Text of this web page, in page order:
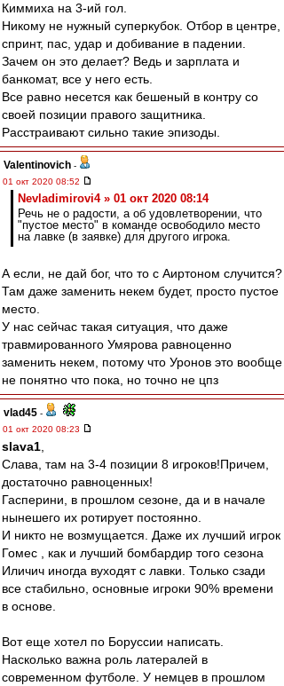
Киммиха на 3-ий гол.
Никому не нужный суперкубок. Отбор в центре,
спринт, пас, удар и добивание в падении.
Зачем он это делает? Ведь и зарплата и
банкомат, все у него есть.
Все равно несется как бешеный в контру со
своей позиции правого защитника.
Расстраивают сильно такие эпизоды.
Valentinovich -
01 окт 2020 08:52
Nevladimirovi4 » 01 окт 2020 08:14
Речь не о радости, а об удовлетворении, что
"пустое место" в команде освободило место
на лавке (в заявке) для другого игрока.
А если, не дай бог, что то с Аиртоном случится?
Там даже заменить некем будет, просто пустое
место.
У нас сейчас такая ситуация, что даже
травмированного Умярова равноценно
заменить некем, потому что Уронов это вообще
не понятно что пока, но точно не цпз
vlad45 -
01 окт 2020 08:23
slava1
Слава, там на 3-4 позиции 8 игроков!Причем,
достаточно равноценных!
Гасперини, в прошлом сезоне, да и в начале
нынешего их ротирует постоянно.
И никто не возмущается. Даже их лучший игрок
Гомес , как и лучший бомбардир того сезона
Иличич иногда вуходят с лавки. Только сзади
все стабильно, основные игроки 90% времени
в основе.
Вот еще хотел по Боруссии написать.
Насколько важна роль латералей в
современном футболе. У немцев в прошлом